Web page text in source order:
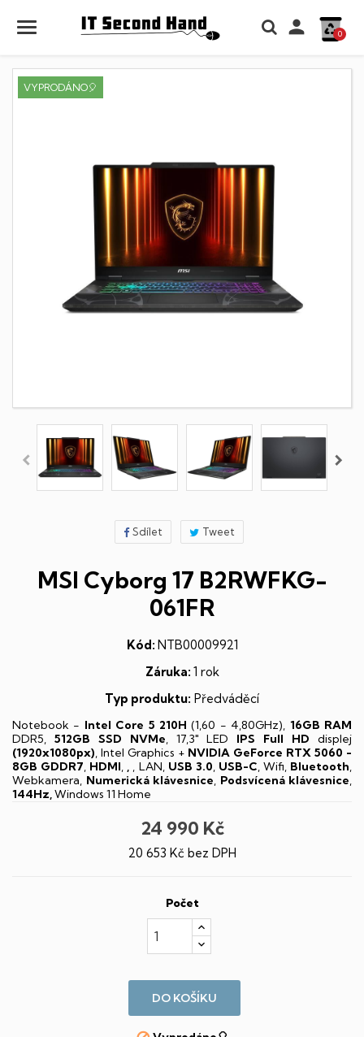
 0
VYPRODÁNO🎈
Sdílet Tweet
MSI Cyborg 17 B2RWFKG-
061FR
Kód: NTB00009921
Záruka: 1 rok
Typ produktu: Předváděcí
Notebook - Intel Core 5 210H(1,60 - 4,80GHz), 16GB RAM
DDR5, 512GB SSD NVMe, 17,3" LED IPS Full HD displej
(1920x1080px), Intel Graphics + NVIDIA GeForce RTX 5060 -
8GB GDDR7, HDMI, , , LAN, USB 3.0, USB-C, Wifi, Bluetooth,
Webkamera, Numerická klávesnice, Podsvícená klávesnice,
144Hz,Windows 11 Home
24 990 Kč
20 653 Kč bez DPH
Počet
DO KOŠÍKU